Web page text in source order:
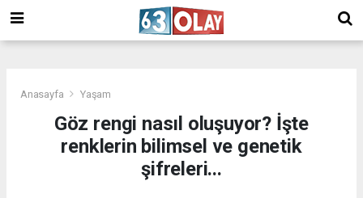
Anasayfa Yaşam
Göz rengi nasıl oluşuyor? İşte
renklerin bilimsel ve genetik
şifreleri...